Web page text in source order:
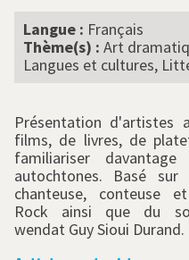
Langue : Français
Thème(s) : Art
Langues et cultures,
Présentation d'artistes
films, de livres, de
familiariser
autochtones. Basé
chanteuse, conteuse
Rock ainsi que du
wendat Guy Sioui Durand.